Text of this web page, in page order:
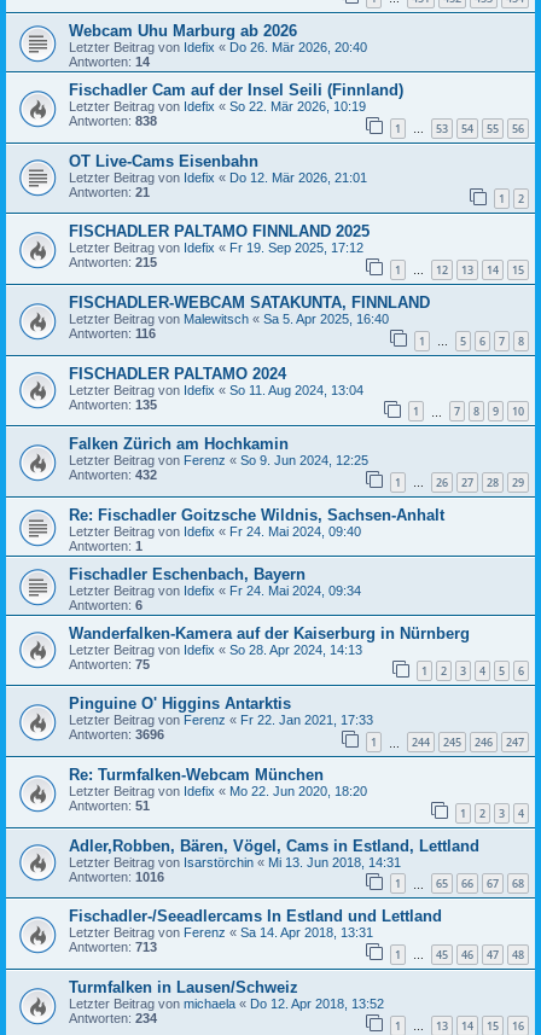
Webcam Uhu Marburg ab 2026
Letzter Beitrag von Idefix « Do 26. Mär 2026, 20:40
Antworten: 14
Fischadler Cam auf der Insel Seili (Finnland)
Letzter Beitrag von Idefix « So 22. Mär 2026, 10:19
Antworten: 838 1 … 53 54 55 56
OT Live-Cams Eisenbahn
Letzter Beitrag von Idefix « Do 12. Mär 2026, 21:01
Antworten: 21 1 2
FISCHADLER PALTAMO FINNLAND 2025
Letzter Beitrag von Idefix « Fr 19. Sep 2025, 17:12
Antworten: 215 1 … 12 13 14 15
FISCHADLER-WEBCAM SATAKUNTA, FINNLAND
Letzter Beitrag von Malewitsch « Sa 5. Apr 2025, 16:40
Antworten: 116 1 … 5 6 7 8
FISCHADLER PALTAMO 2024
Letzter Beitrag von Idefix « So 11. Aug 2024, 13:04
Antworten: 135 1 7 8 9 10
Falken Zürich am Hochkamin
Letzter Beitrag von Ferenz « So 9. Jun 2024, 12:25
Antworten: 432 1 … 26 27 28 29
Re: Fischadler Goitzsche Wildnis, Sachsen-Anhalt
Letzter Beitrag von Idefix « Fr 24. Mai 2024, 09:40
Antworten: 1
Fischadler Eschenbach, Bayern
Letzter Beitrag von Idefix « Fr 24. Mai 2024, 09:34
Antworten: 6
Wanderfalken-Kamera auf der Kaiserburg in Nürnberg
Letzter Beitrag von Idefix « So 28. Apr 2024, 14:13
Antworten: 75 1 2 3 4 5 6
Pinguine O' Higgins Antarktis
Letzter Beitrag von Ferenz « Fr 22. Jan 2021, 17:33
Antworten: 3696 1 244 245 246 247
Re: Turmfalken-Webcam München
Letzter Beitrag von Idefix « Mo 22. Jun 2020, 18:20
Antworten: 51 1 2 3 4
Adler,Robben, Bären, Vögel, Cams in Estland, Lettland
Letzter Beitrag von Isarstörchin « Mi 13. Jun 2018, 14:31
Antworten: 1016 1 65 66 67 68
Fischadler-/Seeadlercams In Estland und Lettland
Letzter Beitrag von Ferenz « Sa 14. Apr 2018, 13:31
Antworten: 713 1 … 45 46 47 48
Turmfalken in Lausen/Schweiz
Letzter Beitrag von michaela « Do 12. Apr 2018, 13:52
Antworten: 234 1 … 13 14 15 16